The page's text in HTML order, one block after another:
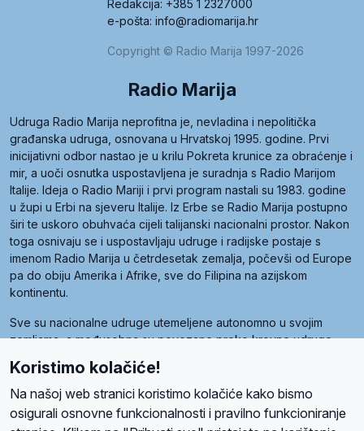
Redakcija: +385 1 2327000
e-pošta: info@radiomarija.hr
Copyright © Radio Marija 1997-2026
Radio Marija
Udruga Radio Marija neprofitna je, nevladina i nepolitička
građanska udruga, osnovana u Hrvatskoj 1995. godine. Prvi
inicijativni odbor nastao je u krilu Pokreta krunice za obraćenje i
mir, a uoči osnutka uspostavljena je suradnja s Radio Marijom
Italije. Ideja o Radio Mariji i prvi program nastali su 1983. godine
u župi u Erbi na sjeveru Italije. Iz Erbe se Radio Marija postupno
širi te uskoro obuhvaća cijeli talijanski nacionalni prostor. Nakon
toga osnivaju se i uspostavljaju udruge i radijske postaje s
imenom Radio Marija u četrdesetak zemalja, počevši od Europe
pa do obiju Amerika i Afrike, sve do Filipina na azijskom
kontinentu.
Sve su nacionalne udruge utemeljene autonomno u svojim
zemljama, a međusobna su povezane preko krovne udruge
Radio Maria). Svjetsku obitelj utemeljilo je sedam članica, među
kojima je i hrvatska Udruga Radio Marija.
Koristimo kolačiće!
Na našoj web stranici koristimo kolačiće kako bismo
osigurali osnovne funkcionalnosti i pravilno funkcioniranje